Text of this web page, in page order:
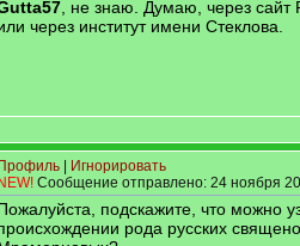
, не знаю. Думаю, через
через институт имени Стеклова.
Профиль
Игнорировать
NEW! Сообщение отправлено: 24 ноября
подскажите, что можно
рода русских